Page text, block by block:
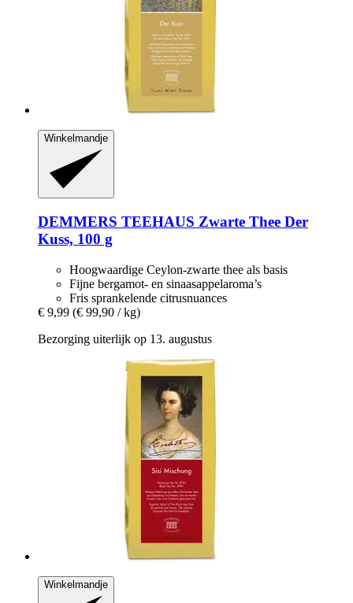
Winkelmandje
DEMMERS TEEHAUS Zwarte Thee Der
Kuss, 100 g
Hoogwaardige Ceylon-zwarte thee als basis
Fijne bergamot- en sinaasappelaroma’s
Fris sprankelende citrusnuances
€ 9,99 (€ 99,90 / kg)
Bezorging uiterlijk op 13. augustus
Winkelmandje